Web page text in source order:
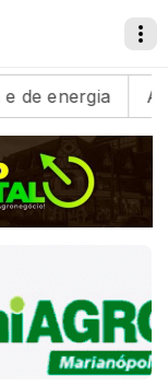
Abertura de
Estância
Algodão/